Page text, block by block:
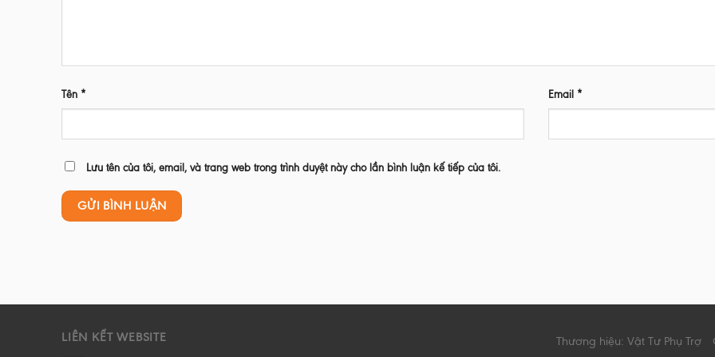
Tên * Email *
Lưu tên của tôi, email, và trang web trong trình duyệt này cho lần bình luận kế tiếp của tôi.
LIÊN KẾT WEBSITE Thương hiệu: Vật Tư Phụ Trợ